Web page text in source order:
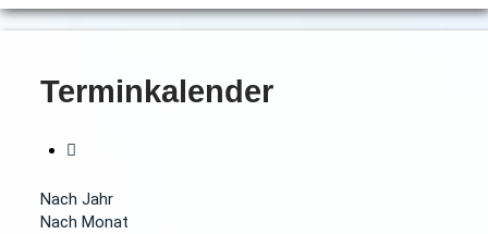
Terminkalender
Nach Jahr
Nach Monat